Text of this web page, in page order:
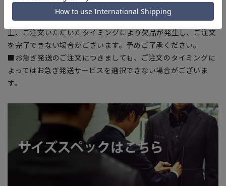
います。
■店舗や各モールサイトと商品在庫を共有しております関係
上、ご注文いただいたタイミングにより欠品が発生し、ご注文
を完了できない場合がございます。予めご了承ください。
■お急ぎ発送のご注文につきましても、ご注文のタイミングに
よってはお急ぎ発送サービスを選択できない場合がございま
す。